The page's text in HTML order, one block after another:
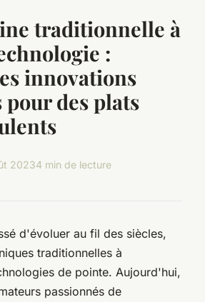
traditionnelle à
:
innovations
des plats
20234 min de lecture
d'évoluer au fil des siècles,
traditionnelles à
de pointe. Aujourd'hui,
passionnés de